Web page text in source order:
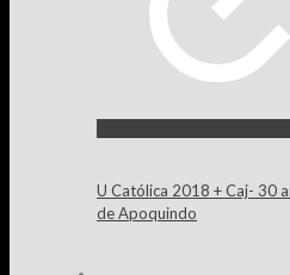
U Católica 2018 + Caj- 30
de Apoquindo